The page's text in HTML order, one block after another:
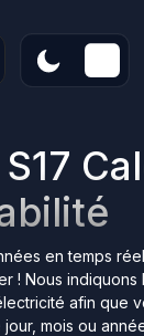
en temps
! Nous
afin que
mois ou